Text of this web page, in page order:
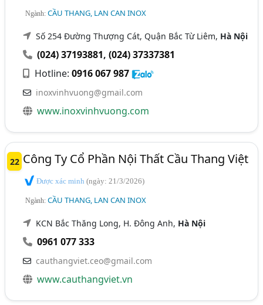
Ngành:CẦU THANG, LAN CAN INOX
Số 254 Đường Thượng Cát, Quận Bắc Từ Liêm, Hà Nội
(024) 37193881,(024) 37337381
Hotline:0916 067 987
inoxvinhvuong@gmail.com
www.inoxvinhvuong.com
22 Công Ty Cổ Phần Nội Thất Cầu Thang Việt
Được xác minh(ngày: 21/3/2026)
Ngành:CẦU THANG, LAN CAN INOX
KCN Bắc Thăng Long, H. Đông Anh, Hà Nội
0961 077 333
cauthangviet.ceo@gmail.com
www.cauthangviet.vn